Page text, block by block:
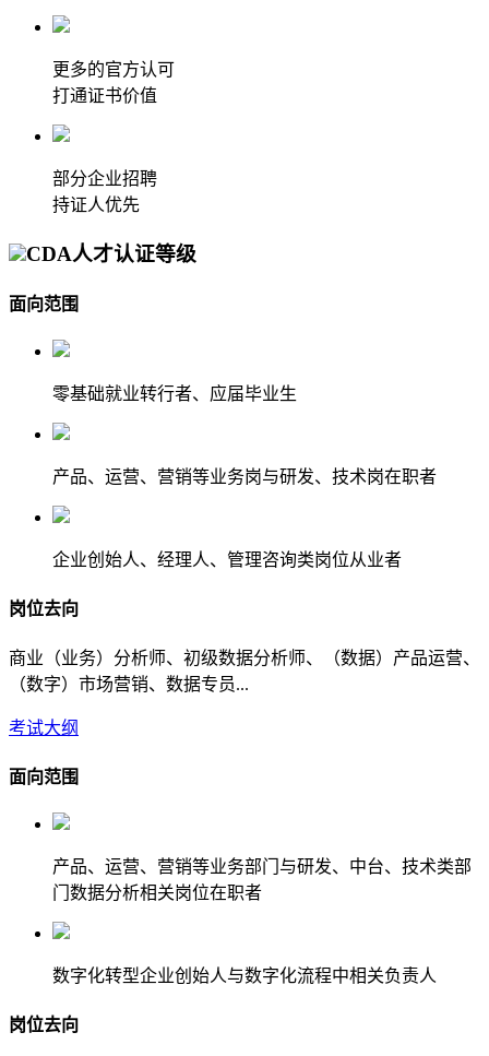
更多的官方认可
打通证书价值
部分企业招聘
持证人优先
CDA人才认证等级
面向范围
零基础就业转行者、应届毕业生
产品、运营、营销等业务岗与研发、技术岗在职者
企业创始人、经理人、管理咨询类岗位从业者
岗位去向
商业（业务）分析师、初级数据分析师、（数据）产品运营、
（数字）市场营销、数据专员...
考试大纲
面向范围
产品、运营、营销等业务部门与研发、中台、技术类部
门数据分析相关岗位在职者
数字化转型企业创始人与数字化流程中相关负责人
岗位去向